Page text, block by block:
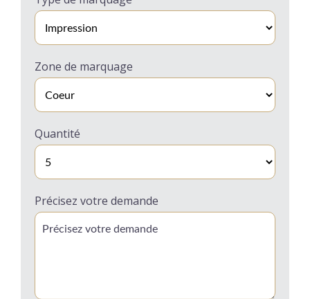
Zone de marquage
Quantité
Précisez votre demande